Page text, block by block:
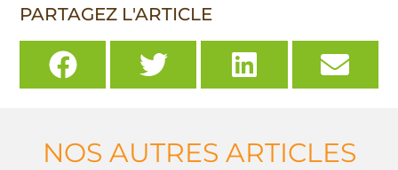
PARTAGEZ L'ARTICLE
NOS AUTRES ARTICLES